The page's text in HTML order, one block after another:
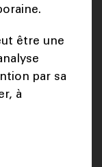
être une
par sa
à